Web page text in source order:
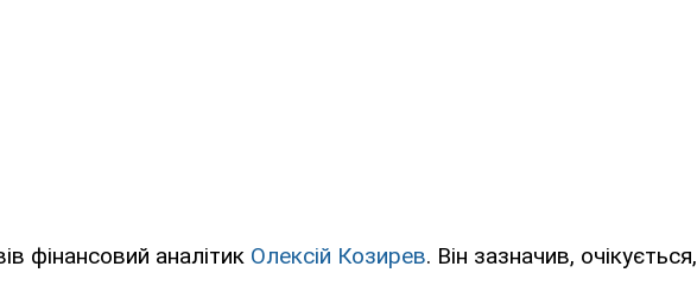
фінансовий аналітик Олексій Козирев. Він зазначив, очікується,